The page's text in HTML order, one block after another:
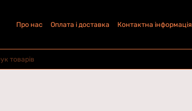
Про нас Оплата і доставка Контактна інформація